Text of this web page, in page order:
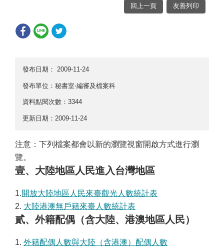
回上一頁 友善列印
發布日期： 2009-11-24
發布單位：秘書室‧編審及檔案科
資料點閱次數：3344
更新日期：2009-11-24
注意：下列檔案都會以新的瀏覽視窗開啟方式進行瀏
覽。
壹、大陸地區人民進入台灣地區
1.開放大陸地區人民來臺觀光人數統計表
2. 大陸港澳無戶籍來臺人數統計表
貳、外籍配偶（含大陸、港澳地區人民）
1. 外籍配偶人數與大陸（含港澳）配偶人數